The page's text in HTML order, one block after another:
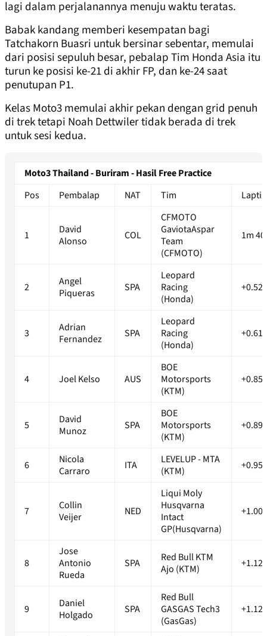
lagi dalam perjalanannya menuju waktu teratas.
Babak kandang memberi kesempatan bagi
Tatchakorn Buasri untuk bersinar sebentar, memulai
dari posisi sepuluh besar, pebalap Tim Honda Asia itu
turun ke posisi ke-21 di akhir FP, dan ke-24 saat
penutupan P1.
Kelas Moto3 memulai akhir pekan dengan grid penuh
di trek tetapi Noah Dettwiler tidak berada di trek
untuk sesi kedua.
Moto3 Thailand - Buriram - Hasil Free Practice
Pos
Pembalap NAT Tim
1
David
Alonso
COL
CFMOTO
GaviotaAspar
Team
(CFMOTO)
1m
2
Angel
Piqueras
SPA
Leopard
Racing
(Honda)
3
Adrian
Fernandez
SPA
Leopard
Racing
(Honda)
4 Joel Kelso AUS
BOE
Motorsports
(KTM)
5
David
Munoz
SPA
BOE
Motorsports
(KTM)
6
Nicola
Carraro
ITA
LEVELUP - MTA
(KTM)
7
Collin
Veijer
NED
Liqui Moly
Husqvarna
Intact
GP(Husqvarna)
8
Jose
Antonio
Rueda
SPA
Red Bull KTM
Ajo (KTM)
9
Daniel
Holgado
SPA
Red Bull
GASGAS Tech3
(GasGas)